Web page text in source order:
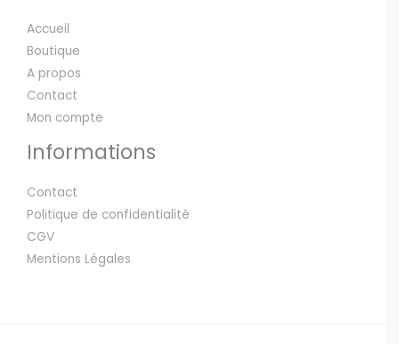
Accueil
Boutique
A propos
Contact
Mon compte
Informations
Contact
Politique de confidentialité
CGV
Mentions Légales